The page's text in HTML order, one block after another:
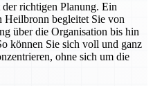
richtigen Planung. Ein
Heilbronn begleitet Sie von
über die Organisation bis hin
können Sie sich voll und ganz
ohne sich um die